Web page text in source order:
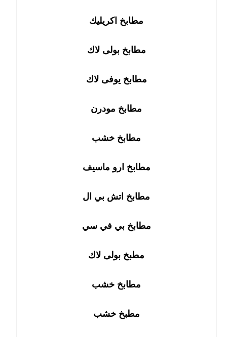
مطابخ اكريليك
مطابخ بولى لاك
مطابخ يوفى لاك
مطابخ مودرن
مطابخ خشب
مطابخ ارو ماسيف
مطابخ اتش بي ال
مطابخ بي في سي
مطبخ بولى لاك
مطابخ خشب
مطبخ خشب